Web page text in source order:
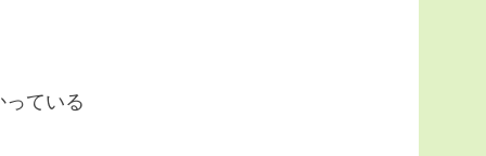
ている